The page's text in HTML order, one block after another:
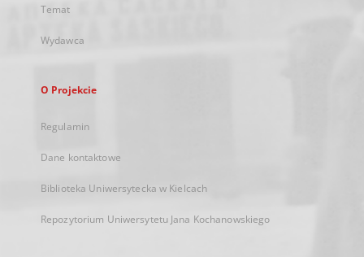
Temat
Wydawca
O Projekcie
Regulamin
Dane kontaktowe
Biblioteka Uniwersytecka w Kielcach
Repozytorium Uniwersytetu Jana Kochanowskiego